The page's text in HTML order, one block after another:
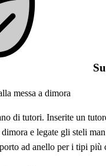
messa a dimora
di tutori. Inserite un
e legate gli steli
ad anello per i tipi più